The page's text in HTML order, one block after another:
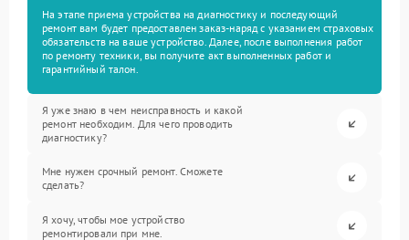
На этапе приема устройства на диагностику и последующий
ремонт вам будет предоставлен заказ-наряд с указанием страховых
обязательств на ваше устройство. Далее, после выполнения работ
по ремонту техники, вы получите акт выполненных работ и
гарантийный талон.
Я уже знаю в чем неисправность и какой
ремонт необходим. Для чего проводить
диагностику?
Мне нужен срочный ремонт. Сможете
сделать?
Я хочу, чтобы мое устройство
ремонтировали при мне.